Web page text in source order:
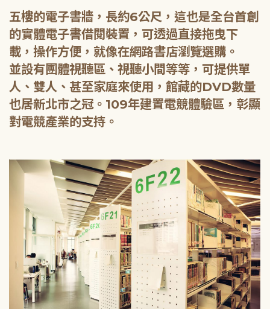
五樓的電子書牆，長約6公尺，這也是全台首創
的實體電子書借閱裝置，可透過直接拖曳下
載，操作方便，就像在網路書店瀏覽選購。
並設有團體視聽區、視聽小間等等，可提供單
人、雙人、甚至家庭來使用，館藏的DVD數量
也居新北市之冠。109年建置電競體驗區，彰顯
對電競產業的支持。